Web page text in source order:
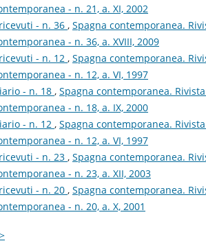
- n. 21, a. XI, 2002
- n. 36 , Spagna contemporanea.
- n. 36, a. XVIII, 2009
- n. 12 , Spagna contemporanea.
- n. 12, a. VI, 1997
- n. 18 , Spagna contemporanea.
- n. 18, a. IX, 2000
- n. 12 , Spagna contemporanea.
- n. 12, a. VI, 1997
- n. 23 , Spagna contemporanea.
- n. 23, a. XII, 2003
- n. 20 , Spagna contemporanea.
- n. 20, a. X, 2001